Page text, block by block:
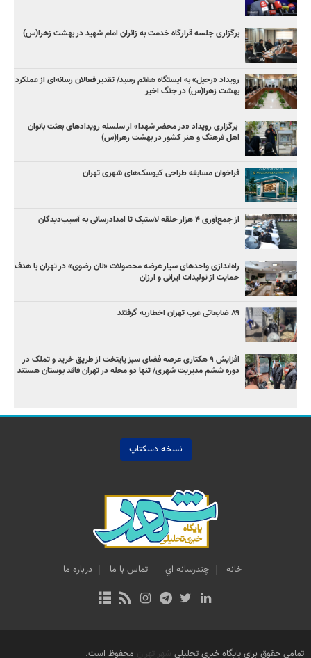
برگزاری جلسه قرارگاه خدمت به زائران امام شهید در بهشت زهرا(س)
رویداد «رحیل» به ایستگاه هفتم رسید/ تقدیر فعالان رسانه‌ای از عملکرد
بهشت زهرا(س) در جنگ اخیر
برگزاری رویداد «در محضر شهدا» از سلسله رویدادهای بعثت بانوان
اهل فرهنگ و هنر کشور در بهشت زهرا(س)
فراخوان مسابقه طراحی کیوسک‌های شهری تهران
از جمع‌آوری ۴ هزار حلقه لاستیک تا امدادرسانی به آسیب‌دیدگان
راه‌اندازی واحدهای سیار عرضه محصولات «نان رضوی» در تهران با هدف
حمایت از تولیدات ایرانی و ارزان
۸۹ ضایعاتی غرب تهران اخطاریه گرفتند
افزایش ۹ هکتاری عرصه فضای سبز پایتخت از طریق خرید و تملک در
دوره ششم مدیریت شهری/ تنها دو محله در تهران فاقد بوستان هستند
نسخه دسکتاپ
خانه چندرسانه اي تماس با ما درباره ما
تمامی حقوق برای پایگاه خبری تحلیلی شهر تهران محفوظ است.